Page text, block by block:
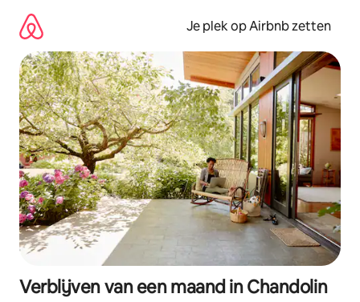
direct
naar
inhoud
Je plek op Airbnb zetten
Verblijven van een maand in Chandolin